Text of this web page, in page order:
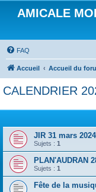
AMICALE
FAQ
Accueil Accueil du
CALENDRIER
JIR 31 mars 2024
Sujets : 1
PLAN'AUDRAN
Sujets : 1
Fête de la